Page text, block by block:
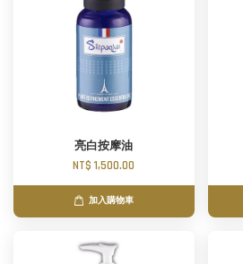
亮白按摩油
NT$ 1,500.00
加入購物車